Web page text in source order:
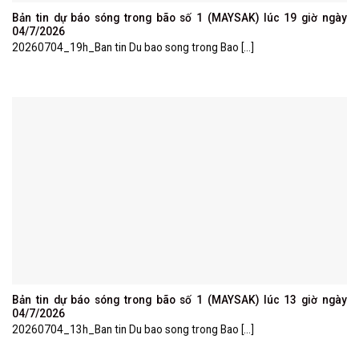
Bản tin dự báo sóng trong bão số 1 (MAYSAK) lúc 19 giờ ngày
04/7/2026
20260704_19h_Ban tin Du bao song trong Bao [...]
Bản tin dự báo sóng trong bão số 1 (MAYSAK) lúc 13 giờ ngày
04/7/2026
20260704_13h_Ban tin Du bao song trong Bao [...]